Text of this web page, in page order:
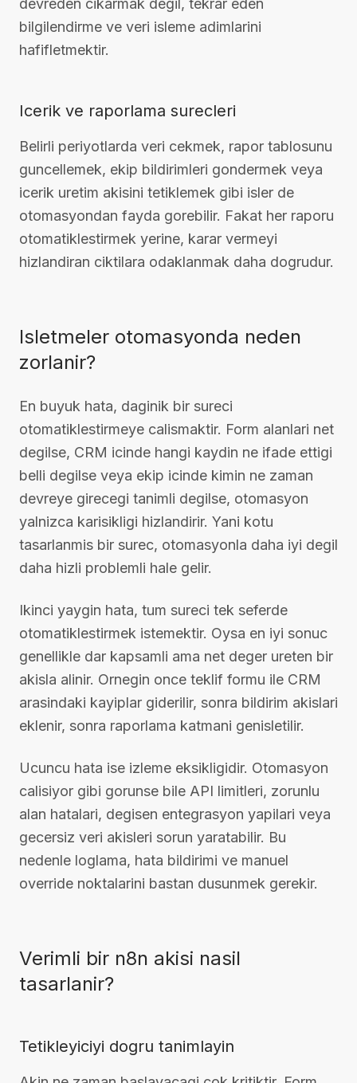
devreden cikarmak degil, tekrar eden
bilgilendirme ve veri isleme adimlarini
hafifletmektir.
Icerik ve raporlama surecleri
Belirli periyotlarda veri cekmek, rapor tablosunu
guncellemek, ekip bildirimleri gondermek veya
icerik uretim akisini tetiklemek gibi isler de
otomasyondan fayda gorebilir. Fakat her raporu
otomatiklestirmek yerine, karar vermeyi
hizlandiran ciktilara odaklanmak daha dogrudur.
Isletmeler otomasyonda neden
zorlanir?
En buyuk hata, daginik bir sureci
otomatiklestirmeye calismaktir. Form alanlari net
degilse, CRM icinde hangi kaydin ne ifade ettigi
belli degilse veya ekip icinde kimin ne zaman
devreye girecegi tanimli degilse, otomasyon
yalnizca karisikligi hizlandirir. Yani kotu
tasarlanmis bir surec, otomasyonla daha iyi degil
daha hizli problemli hale gelir.
Ikinci yaygin hata, tum sureci tek seferde
otomatiklestirmek istemektir. Oysa en iyi sonuc
genellikle dar kapsamli ama net deger ureten bir
akisla alinir. Ornegin once teklif formu ile CRM
arasindaki kayiplar giderilir, sonra bildirim akislari
eklenir, sonra raporlama katmani genisletilir.
Ucuncu hata ise izleme eksikligidir. Otomasyon
calisiyor gibi gorunse bile API limitleri, zorunlu
alan hatalari, degisen entegrasyon yapilari veya
gecersiz veri akisleri sorun yaratabilir. Bu
nedenle loglama, hata bildirimi ve manuel
override noktalarini bastan dusunmek gerekir.
Verimli bir n8n akisi nasil
tasarlanir?
Tetikleyiciyi dogru tanimlayin